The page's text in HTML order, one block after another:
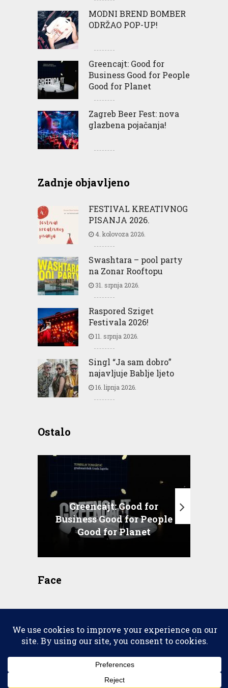
MODNI BREND BOMBER
ODRŽAO POP-UP!
Greencajt: Good for
Business Good for People
Good for Planet
Zagreb Beer Fest: nova
glazbena pojačanja!
Zadnje objavljeno
FESTIVAL KREATIVNOG
PISANJA 2026.
4. kolovoza 2026.
Swashtara – pool party
na Zonar Rooftopu
31. srpnja 2026.
Raspored Sziget
Festivala 2026!
11. srpnja 2026.
Singl “Ja sam dobro”
najavljuje Bablje ljeto
16. lipnja 2026.
Ostalo
Greencajt: Good for
Business Good for People
Good for Planet
Face